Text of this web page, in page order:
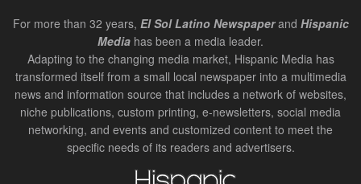
For more than 32 years, El Sol Latino Newspaperand Hispanic
Media has been a media leader.
Adapting to the changing media market, Hispanic Media has
transformed itself from a small local newspaper into a multimedia
news and information source that includes a network of websites,
niche publications, custom printing, e-newsletters, social media
networking, and events and customized content to meet the
specific needs of its readers and advertisers.